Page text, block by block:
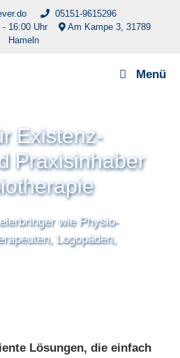
05151-9615296
- 16:00 Uhr
Am Kampe 3, 31789
Hameln
Menü
Existenz­
Praxis­inhaber
wie Physio­
Logopäden,
Lösungen, die einfach